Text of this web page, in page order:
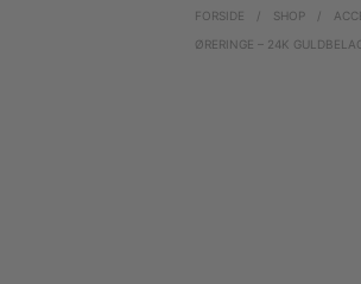
FORSIDE / SHOP /
ØRERINGE – 24K